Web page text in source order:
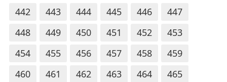
442 443 444 445 446
447
448
449 450 451 452
453
454
455 456 457 458
459
460
461 462 463 464
465